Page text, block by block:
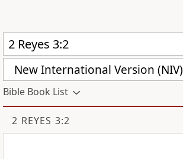
New International Version (NIV)
Bible Book List
2 REYES 3:2